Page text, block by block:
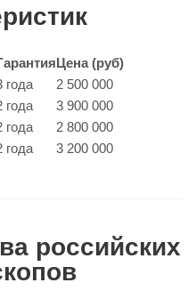
Цена (руб)
года
2 500 000
года
3 900 000
года
2 800 000
года 3 200 000
российских